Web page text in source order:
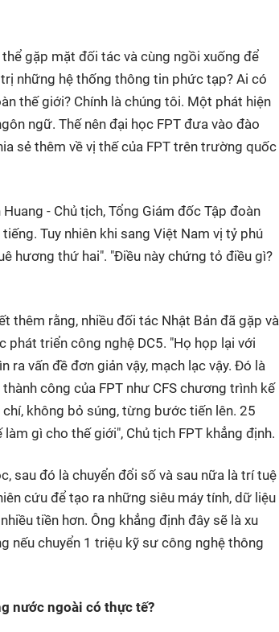
gặp mặt đối tác và cùng ngồi xuống để
những hệ thống thông tin phức tạp? Ai có
thế giới? Chính là chúng tôi. Một phát hiện
ngữ. Thế nên đại học FPT đưa vào đào
sẻ thêm về vị thế của FPT trên trường quốc
- Chủ tịch, Tổng Giám đốc Tập đoàn
Tuy nhiên khi sang Việt Nam vị tỷ phú
hương thứ hai". "Điều này chứng tỏ điều gì?
thêm rằng, nhiều đối tác Nhật Bản đã gặp và
phát triển công nghệ DC5. "Họ họp lại với
ra vấn đề đơn giản vậy, mạch lạc vậy. Đó là
công của FPT như CFS chương trình kế
không bỏ súng, từng bước tiến lên. 25
gì cho thế giới", Chủ tịch FPT khẳng định.
sau đó là chuyển đổi số và sau nữa là trí tuệ
cứu để tạo ra những siêu máy tính, dữ liệu
tiền hơn. Ông khẳng định đây sẽ là xu
nếu chuyển 1 triệu kỹ sư công nghệ thông
nước ngoài có thực tế?